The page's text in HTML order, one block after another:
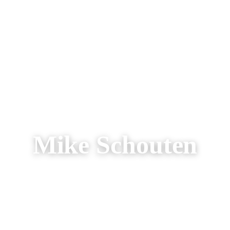
Mike Schouten